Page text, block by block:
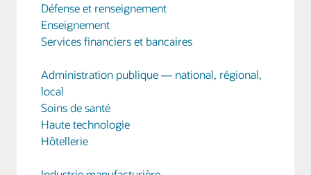
Défense et renseignement
Enseignement
Services financiers et bancaires
Administration publique — national, régional,
local
Soins de santé
Haute technologie
Hôtellerie